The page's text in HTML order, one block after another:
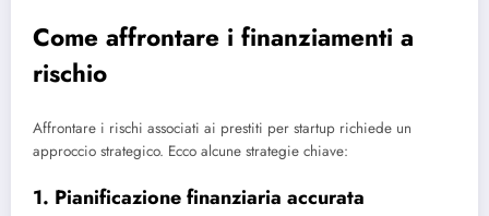
Come affrontare i finanziamenti a
rischio
Affrontare i rischi associati ai prestiti per startup richiede un
approccio strategico. Ecco alcune strategie chiave:
1. Pianificazione finanziaria accurata